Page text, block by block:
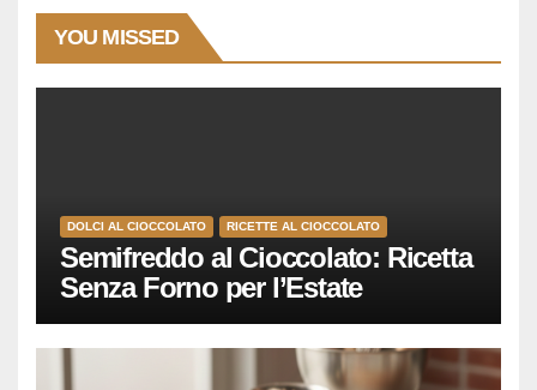
YOU MISSED
DOLCI AL CIOCCOLATO RICETTE AL CIOCCOLATO
Semifreddo al Cioccolato: Ricetta
Senza Forno per l’Estate